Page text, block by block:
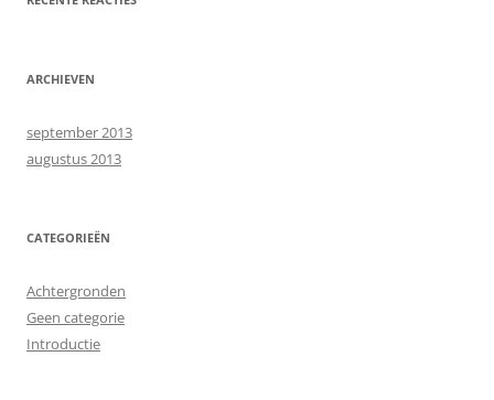
ARCHIEVEN
september 2013
augustus 2013
CATEGORIEËN
Achtergronden
Geen categorie
Introductie